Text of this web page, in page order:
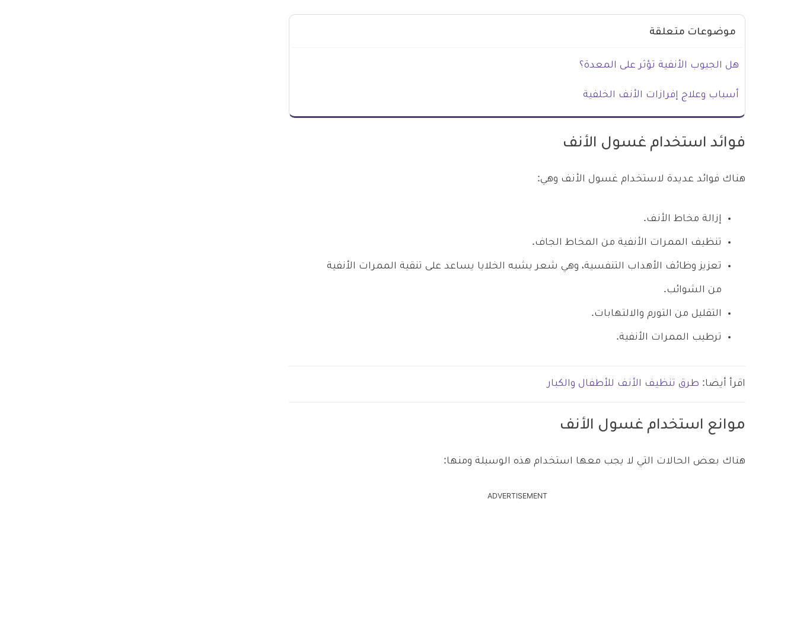
موضوعات متعلقة
هل الجيوب الأنفية تؤثر على المعدة؟
أسباب وعلاج إفرازات الأنف الخلفية
فوائد استخدام غسول الأنف
هناك فوائد عديدة لاستخدام غسول الأنف وهي:
إزالة مخاط الأنف.
تنظيف الممرات الأنفية من المخاط الجاف.
تعزيز وظائف الأهداب التنفسية، وهي شعر يشبه الخلايا يساعد على تنقية الممرات الأنفية
من الشوائب.
التقليل من التورم والالتهابات.
ترطيب الممرات الأنفية.
اقرأ أيضا: طرق تنظيف الأنف للأطفال والكبار
موانع استخدام غسول الأنف
هناك بعض الحالات التي لا يجب معها استخدام هذه الوسيلة ومنها:
ADVERTISEMENT